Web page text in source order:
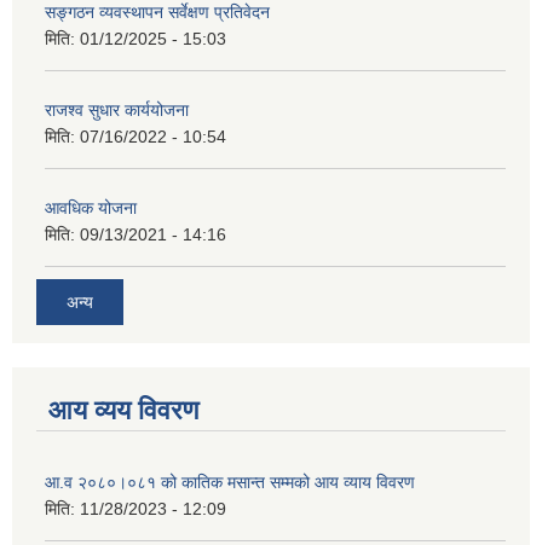
सङ्गठन व्यवस्थापन सर्वेक्षण प्रतिवेदन
मिति: 01/12/2025 - 15:03
राजश्व सुधार कार्ययोजना
मिति: 07/16/2022 - 10:54
आवधिक योजना
मिति: 09/13/2021 - 14:16
अन्य
आय व्यय विवरण
आ.व २०८०।०८१ को कातिक मसान्त सम्मको आय व्याय विवरण
मिति: 11/28/2023 - 12:09